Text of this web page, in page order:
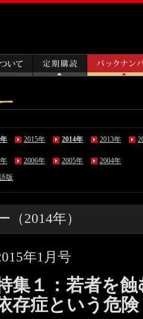
2015年 2014年 2013年
2006年 2005年 2004年
版
2014年）
年1月号
集１：若者を蝕
存症という危険